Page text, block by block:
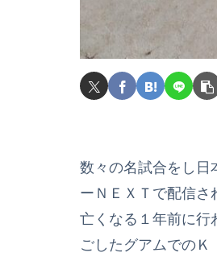
数々の名試合をし日
ーＮＥＸＴで配信さ
亡くなる１年前に行
ごしたグアムでのＫ